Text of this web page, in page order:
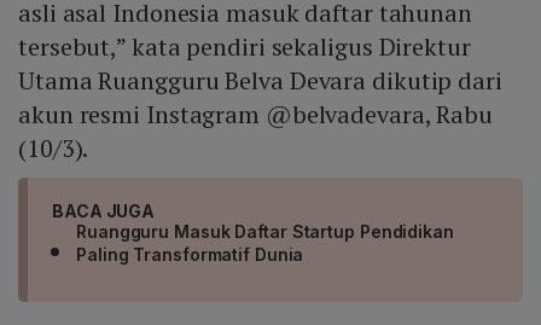
asli asal Indonesia masuk daftar tahunan
tersebut,” kata pendiri sekaligus Direktur
Utama Ruangguru Belva Devara dikutip dari
akun resmi Instagram @belvadevara, Rabu
(10/3).
BACA JUGA
Ruangguru Masuk Daftar Startup Pendidikan
Paling Transformatif Dunia